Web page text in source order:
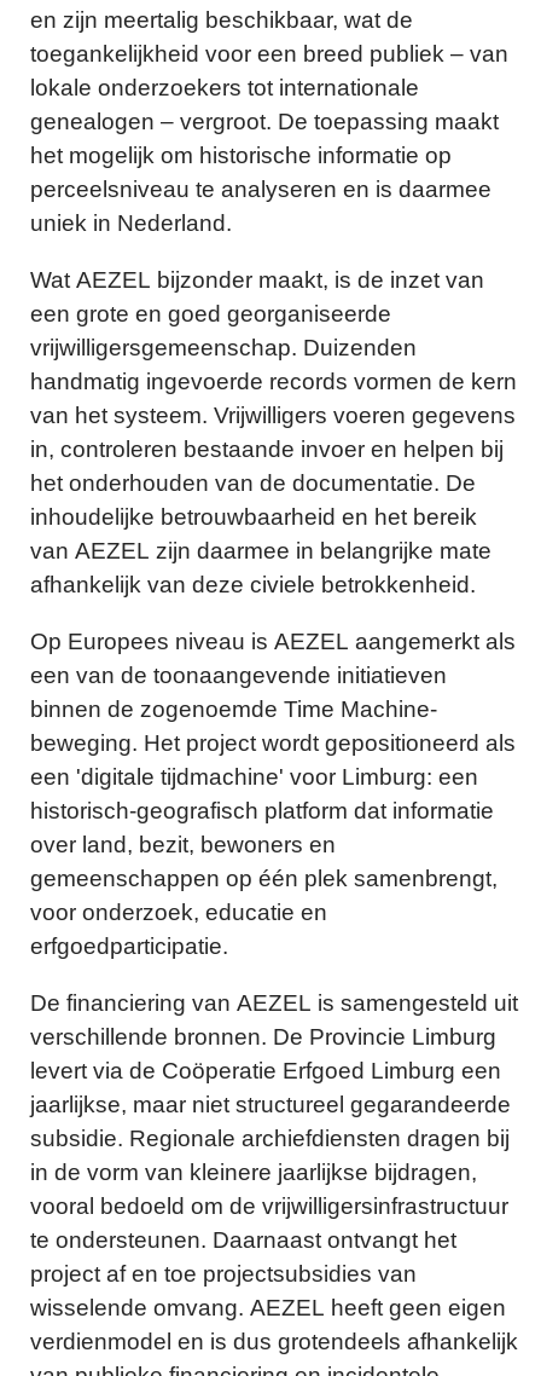
en zijn meertalig beschikbaar, wat de
toegankelijkheid voor een breed publiek – van
lokale onderzoekers tot internationale
genealogen – vergroot. De toepassing maakt
het mogelijk om historische informatie op
perceelsniveau te analyseren en is daarmee
uniek in Nederland.
Wat AEZEL bijzonder maakt, is de inzet van
een grote en goed georganiseerde
vrijwilligersgemeenschap. Duizenden
handmatig ingevoerde records vormen de kern
van het systeem. Vrijwilligers voeren gegevens
in, controleren bestaande invoer en helpen bij
het onderhouden van de documentatie. De
inhoudelijke betrouwbaarheid en het bereik
van AEZEL zijn daarmee in belangrijke mate
afhankelijk van deze civiele betrokkenheid.
Op Europees niveau is AEZEL aangemerkt als
een van de toonaangevende initiatieven
binnen de zogenoemde Time Machine-
beweging. Het project wordt gepositioneerd als
een 'digitale tijdmachine' voor Limburg: een
historisch-geografisch platform dat informatie
over land, bezit, bewoners en
gemeenschappen op één plek samenbrengt,
voor onderzoek, educatie en
erfgoedparticipatie.
De financiering van AEZEL is samengesteld uit
verschillende bronnen. De Provincie Limburg
levert via de Coöperatie Erfgoed Limburg een
jaarlijkse, maar niet structureel gegarandeerde
subsidie. Regionale archiefdiensten dragen bij
in de vorm van kleinere jaarlijkse bijdragen,
vooral bedoeld om de vrijwilligersinfrastructuur
te ondersteunen. Daarnaast ontvangt het
project af en toe projectsubsidies van
wisselende omvang. AEZEL heeft geen eigen
verdienmodel en is dus grotendeels afhankelijk